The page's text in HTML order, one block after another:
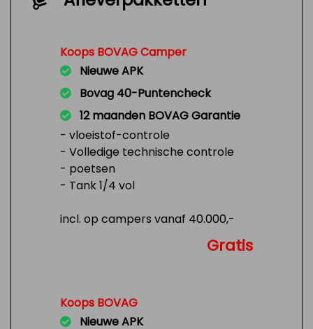
Koops BOVAG Camper
Nieuwe APK
Bovag 40-Puntencheck
12 maanden BOVAG Garantie
- vloeistof-controle
- Volledige technische controle
- poetsen
- Tank 1/4 vol
incl. op campers vanaf 40.000,-
Gratis
Koops BOVAG
Nieuwe APK